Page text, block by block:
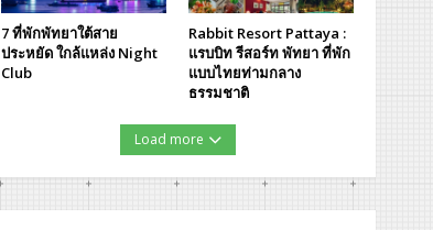
7 ที่พักพัทยาใต้สาย
ประหยัด ใกล้แหล่ง Night
Club
Rabbit Resort Pattaya :
แรบบิท รีสอร์ท พัทยา ที่พัก
แบบไทยท่ามกลาง
ธรรมชาติ
Load more